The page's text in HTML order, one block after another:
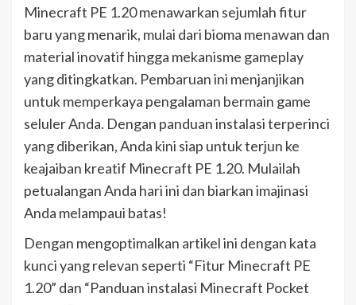
Minecraft PE 1.20 menawarkan sejumlah fitur
baru yang menarik, mulai dari bioma menawan dan
material inovatif hingga mekanisme gameplay
yang ditingkatkan. Pembaruan ini menjanjikan
untuk memperkaya pengalaman bermain game
seluler Anda. Dengan panduan instalasi terperinci
yang diberikan, Anda kini siap untuk terjun ke
keajaiban kreatif Minecraft PE 1.20. Mulailah
petualangan Anda hari ini dan biarkan imajinasi
Anda melampaui batas!
Dengan mengoptimalkan artikel ini dengan kata
kunci yang relevan seperti “Fitur Minecraft PE
1.20” dan “Panduan instalasi Minecraft Pocket